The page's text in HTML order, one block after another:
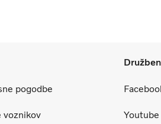
pogodbe
voznikov Youtube